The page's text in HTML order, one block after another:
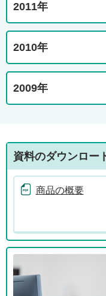
2011年
2010年
2009年
資料のダウンロー
商品の概要